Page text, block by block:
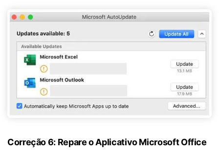
Correção 6: Repare o Aplicativo Microsoft Office